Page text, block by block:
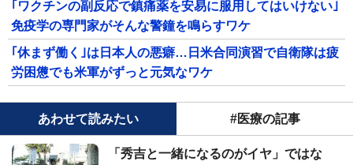
｢ワクチンの副反応で鎮痛薬を安易に服用してはいけない｣
免疫学の専門家がそんな警鐘を鳴らすワケ
｢休まず働く｣は日本人の悪癖…日米合同演習で自衛隊は疲
労困憊でも米軍がずっと元気なワケ
あわせて読みたい #医療の記事
「秀吉と一緒になるのがイヤ」ではな